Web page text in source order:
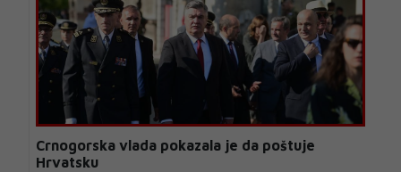
Crnogorska vlada pokazala je da poštuje
Hrvatsku